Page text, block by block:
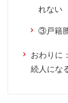
れない
③戸籍
おわりに
続人にな